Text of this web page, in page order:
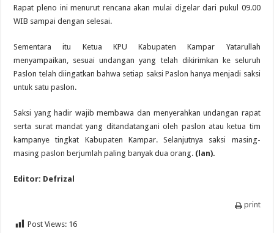
Rapat pleno ini menurut rencana akan mulai digelar dari pukul 09.00
WIB sampai dengan selesai.
Sementara itu Ketua KPU Kabupaten Kampar Yatarullah
menyampaikan, sesuai undangan yang telah dikirimkan ke seluruh
Paslon telah diingatkan bahwa setiap saksi Paslon hanya menjadi saksi
untuk satu paslon.
Saksi yang hadir wajib membawa dan menyerahkan undangan rapat
serta surat mandat yang ditandatangani oleh paslon atau ketua tim
kampanye tingkat Kabupaten Kampar. Selanjutnya saksi masing-
masing paslon berjumlah paling banyak dua orang. (lan).
Editor: Defrizal
print
Post Views: 16